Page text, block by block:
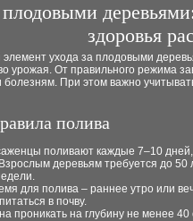
здоровья
ухода за плодовыми
урожая. От правильного режима
болезням. При этом важно
полива
поливают каждые 7–10
деревьям требуется до
для полива – раннее утро или
в почву.
проникать на глубину не менее